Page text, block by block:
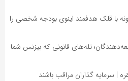
با قلک هدفمند اینوی بودجه شخصی را
تله‌های قانونی که بیزنس شما
| سرمایه گذاران مراقب باشند